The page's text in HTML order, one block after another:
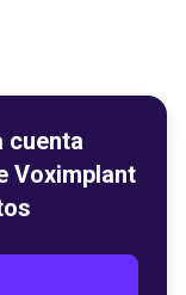
cuenta
Voximplant